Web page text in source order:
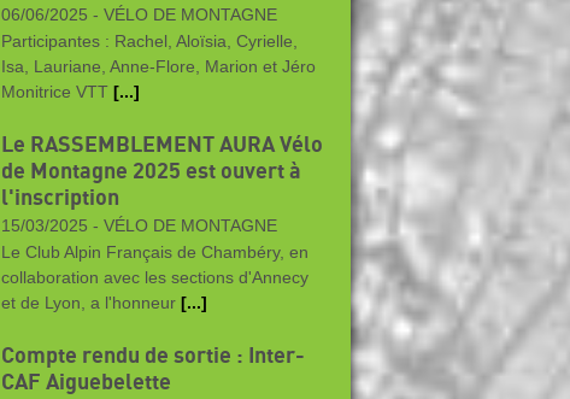
06/06/2025 - VÉLO DE MONTAGNE
Participantes : Rachel, Aloïsia, Cyrielle,
Isa, Lauriane, Anne-Flore, Marion et Jéro
Monitrice VTT [...]
Le RASSEMBLEMENT AURA Vélo
de Montagne 2025 est ouvert à
l'inscription
15/03/2025 - VÉLO DE MONTAGNE
Le Club Alpin Français de Chambéry, en
collaboration avec les sections d'Annecy
et de Lyon, a l'honneur [...]
Compte rendu de sortie : Inter-
CAF Aiguebelette